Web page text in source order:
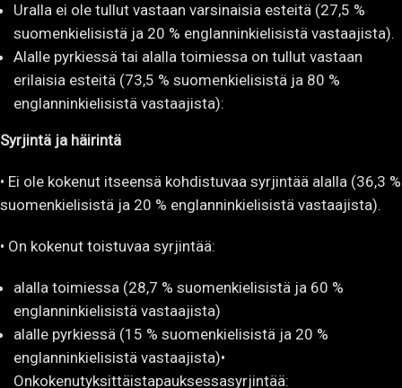
Uralla ei ole tullut vastaan varsinaisia esteitä (27,5 %
suomenkielisistä ja 20 % englanninkielisistä vastaajista).
Alalle pyrkiessä tai alalla toimiessa on tullut vastaan
erilaisia esteitä (73,5 % suomenkielisistä ja 80 %
englanninkielisistä vastaajista):
Syrjintä ja häirintä
• Ei ole kokenut itseensä kohdistuvaa syrjintää alalla (36,3 %
suomenkielisistä ja 20 % englanninkielisistä vastaajista).
• On kokenut toistuvaa syrjintää:
alalla toimiessa (28,7 % suomenkielisistä ja 60 %
englanninkielisistä vastaajista)
alalle pyrkiessä (15 % suomenkielisistä ja 20 %
englanninkielisistä vastaajista)•
Onkokenutyksittäistapauksessasyrjintää: